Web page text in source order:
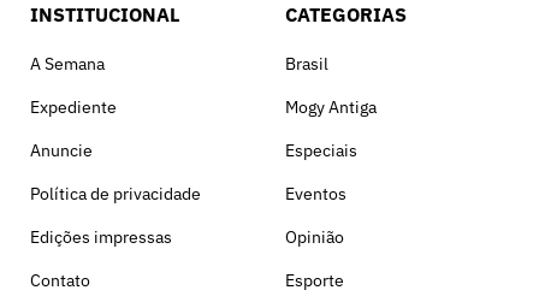
INSTITUCIONAL
A Semana
Expediente
Anuncie
Política de privacidade
Edições impressas
Contato
CATEGORIAS
Brasil
Mogy Antiga
Especiais
Eventos
Opinião
Esporte